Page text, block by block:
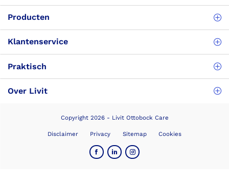
Producten
Klantenservice
Praktisch
Over Livit
Copyright 2026 - Livit Ottobock Care
Disclaimer Privacy Sitemap Cookies